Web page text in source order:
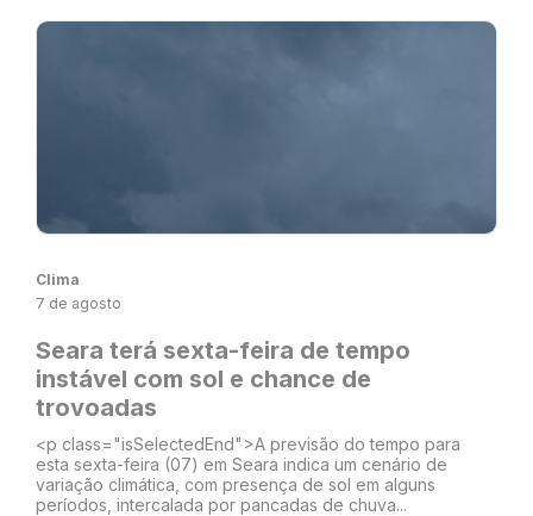
Clima
7 de agosto
Seara terá sexta-feira de tempo
instável com sol e chance de
trovoadas
<p class="isSelectedEnd">A previsão do tempo para
esta sexta-feira (07) em Seara indica um cenário de
variação climática, com presença de sol em alguns
períodos, intercalada por pancadas de chuva...